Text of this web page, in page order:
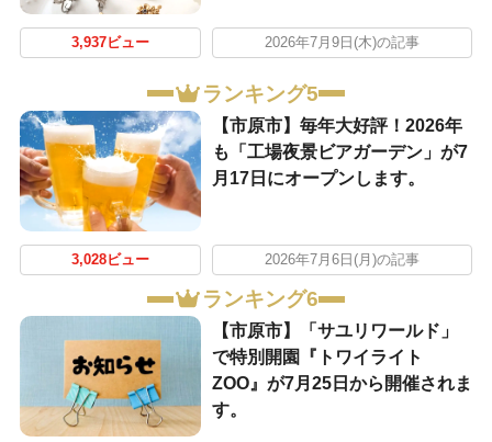
3,937ビュー 2026年7月9日(木)の記事
ランキング5
【市原市】毎年大好評！2026年
も「工場夜景ビアガーデン」が7
月17日にオープンします。
3,028ビュー 2026年7月6日(月)の記事
ランキング6
【市原市】「サユリワールド」
で特別開園『トワイライト
ZOO』が7月25日から開催されま
す。